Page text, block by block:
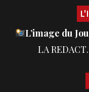
L’image du
LA